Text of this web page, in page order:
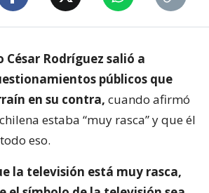
César Rodríguez salió a
públicos que
en su contra, cuando afirmó
estaba “muy rasca” y que él
eso.
la televisión está muy rasca,